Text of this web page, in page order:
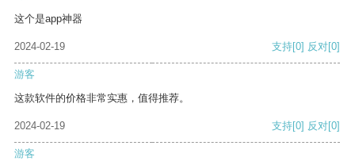
这个是app神器
2024-02-19 支持[0] 反对[0]
游客
这款软件的价格非常实惠，值得推荐。
2024-02-19 支持[0] 反对[0]
游客